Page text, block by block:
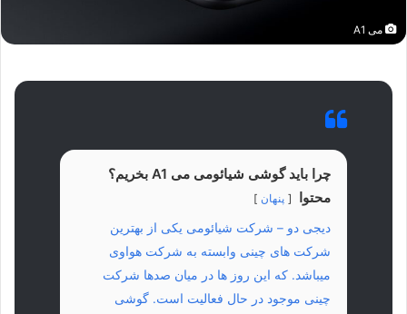
می A1
چرا باید گوشی شیائومی می A1 بخریم؟
محتوا
پنهان
دیجی دو – شرکت شیائومی یکی از بهترین
شرکت های چینی وابسته به شرکت هواوی
میباشد. که این روز ها در میان صدها شرکت
چینی موجود در حال فعالیت است. گوشی